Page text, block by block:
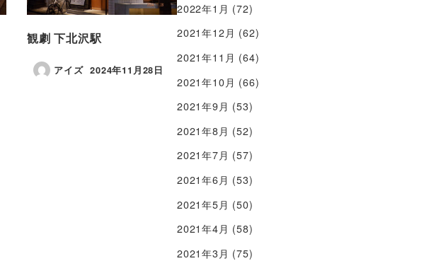
観劇 下北沢駅
アイズ 2024年11月28日
2022年1月 (72)
2021年12月 (62)
2021年11月 (64)
2021年10月 (66)
2021年9月 (53)
2021年8月 (52)
2021年7月 (57)
2021年6月 (53)
2021年5月 (50)
2021年4月 (58)
2021年3月 (75)